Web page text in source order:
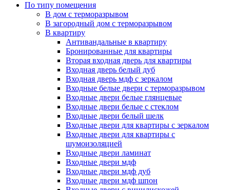
По типу помещения
В дом с терморазрывом
В загородный дом с терморазрывом
В квартиру
Антивандальные в квартиру
Бронированные для квартиры
Вторая входная дверь для квартиры
Входная дверь белый дуб
Входная дверь мдф с зеркалом
Входные белые двери с терморазрывом
Входные двери белые глянцевые
Входные двери белые с стеклом
Входные двери белый шелк
Входные двери для квартиры с зеркалом
Входные двери для квартиры с
шумоизоляцией
Входные двери ламинат
Входные двери мдф
Входные двери мдф дуб
Входные двери мдф шпон